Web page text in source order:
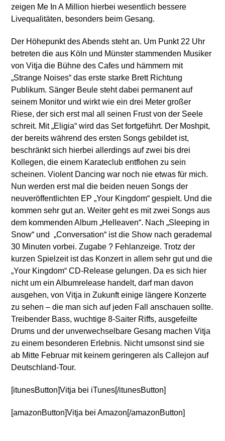
zeigen Me In A Million hierbei wesentlich bessere
Livequalitäten, besonders beim Gesang.
Der Höhepunkt des Abends steht an. Um Punkt 22 Uhr
betreten die aus Köln und Münster stammenden Musiker
von Vitja die Bühne des Cafes und hämmern mit
„Strange Noises“ das erste starke Brett Richtung
Publikum. Sänger Beule steht dabei permanent auf
seinem Monitor und wirkt wie ein drei Meter großer
Riese, der sich erst mal all seinen Frust von der Seele
schreit. Mit „Eligia“ wird das Set fortgeführt. Der Moshpit,
der bereits während des ersten Songs gebildet ist,
beschränkt sich hierbei allerdings auf zwei bis drei
Kollegen, die einem Karateclub entflohen zu sein
scheinen. Violent Dancing war noch nie etwas für mich.
Nun werden erst mal die beiden neuen Songs der
neuveröffentlichten EP „Your Kingdom“ gespielt. Und die
kommen sehr gut an. Weiter geht es mit zwei Songs aus
dem kommenden Album „Helleaven“. Nach „Sleeping in
Snow“ und „Conversation“ ist die Show nach gerademal
30 Minuten vorbei. Zugabe ? Fehlanzeige. Trotz der
kurzen Spielzeit ist das Konzert in allem sehr gut und die
„Your Kingdom“ CD-Release gelungen. Da es sich hier
nicht um ein Albumrelease handelt, darf man davon
ausgehen, von Vitja in Zukunft einige längere Konzerte
zu sehen – die man sich auf jeden Fall anschauen sollte.
Treibender Bass, wuchtige 8-Saiter Riffs, ausgefeilte
Drums und der unverwechselbare Gesang machen Vitja
zu einem besonderen Erlebnis. Nicht umsonst sind sie
ab Mitte Februar mit keinem geringeren als Callejon auf
Deutschland-Tour.
[itunesButton]Vitja bei iTunes[/itunesButton]
[amazonButton]Vitja bei Amazon[/amazonButton]